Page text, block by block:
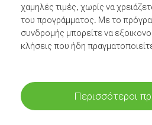
χαμηλές τιμές, χωρίς να
του προγράμματος. Με το
συνδρομής μπορείτε να
κλήσεις που ήδη
Περισσότεροι